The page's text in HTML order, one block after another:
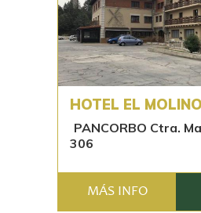
HOTEL EL MOLINO
PANCORBO Ctra.
306
MÁS INFO